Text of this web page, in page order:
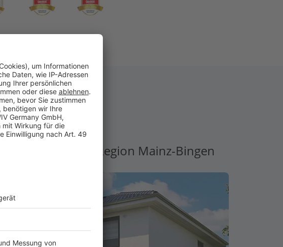
Partner in der Region Mainz-Bingen